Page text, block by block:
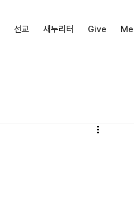
선교 새누리터 Give